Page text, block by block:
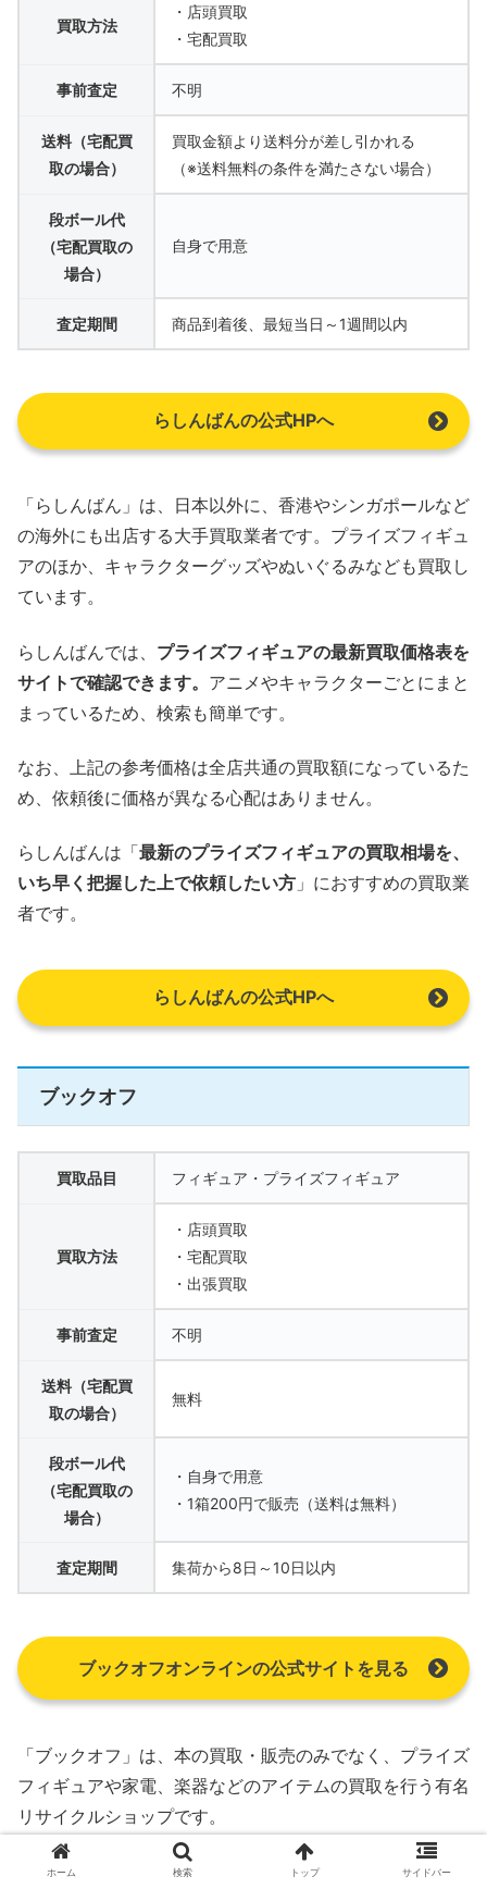
買取方法
・店頭買取
・宅配買取
事前査定 不明
送料（宅配買
取の場合）
買取金額より送料分が差し引かれる
（※送料無料の条件を満たさない場合）
段ボール代
（宅配買取の
場合）
自身で用意
査定期間 商品到着後、最短当日～1週間以内
らしんばんの公式HPへ
「らしんばん」は、日本以外に、香港やシンガポールなど
の海外にも出店する大手買取業者です。プライズフィギュ
アのほか、キャラクターグッズやぬいぐるみなども買取し
ています。
らしんばんでは、 プライズフィギュアの最新買取価格表を
サイトで確認できます。 アニメやキャラクターごとにまと
まっているため、検索も簡単です。
なお、上記の参考価格は全店共通の買取額になっているた
め、依頼後に価格が異なる心配はありません。
らしんばんは「最新のプライズフィギュアの買取相場を、
いち早く把握した上で依頼したい方 」におすすめの買取業
者です。
らしんばんの公式HPへ
ブックオフ
買取品目 フィギュア・プライズフィギュア
買取方法
・店頭買取
・宅配買取
・出張買取
事前査定 不明
送料（宅配買
取の場合）
無料
段ボール代
（宅配買取の
場合）
・自身で用意
・1箱200円で販売（送料は無料）
査定期間 集荷から8日～10日以内
ブックオフオンラインの公式サイトを見る
「ブックオフ」は、本の買取・販売のみでなく、プライズ
フィギュアや家電、楽器などのアイテムの買取を行う有名
リサイクルショップです。
日本全国各地に店舗があり、 プライズフィギュアの店頭買
ホーム 検索 トップ サイドバー